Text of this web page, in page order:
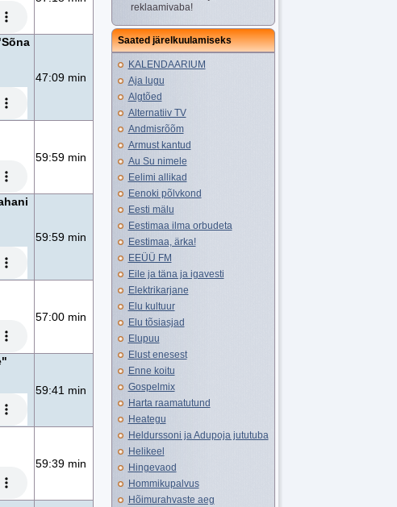
47:09 min
59:59 min
59:59 min
57:00 min
59:41 min
59:39 min
reklaamivaba!
Saated järelkuulamiseks
KALENDAARIUM
Aja lugu
Algtõed
Alternatiiv TV
Andmisrõõm
Armust kantud
Au Su nimele
Eelimi allikad
Eenoki põlvkond
Eesti mälu
Eestimaa ilma orbudeta
Eestimaa, ärka!
EEÜÜ FM
Eile ja täna ja igavesti
Elektrikarjane
Elu kultuur
Elu tõsiasjad
Elupuu
Elust enesest
Enne koitu
Gospelmix
Harta raamatutund
Heategu
Heldurssoni ja Adupoja jututuba
Helikeel
Hingevaod
Hommikupalvus
Hõimurahvaste aeg